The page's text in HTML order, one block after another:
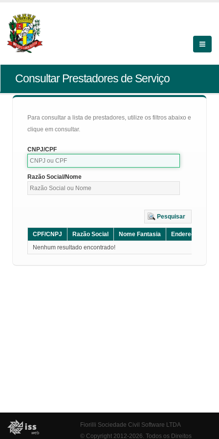
Consultar Prestadores de Serviço
Para consultar a lista de prestadores, utilize os filtros abaixo e
clique em consultar.
CNPJ/CPF
Razão Social/Nome
Pesquisar
CPF/CNPJ Razão Social Nome Fantasia Endereço
Nenhum resultado encontrado!
Fiorilli Sociedade Civil Software LTDA
© Copyright 2012-2026. Todos os Direitos